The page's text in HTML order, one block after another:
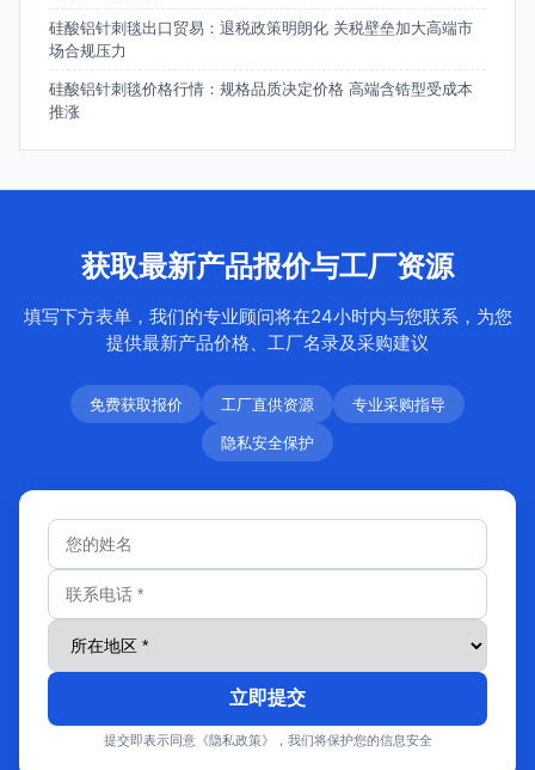
硅酸铝针刺毯出口贸易：退税政策明朗化 关税壁垒加大高端市
场合规压力
硅酸铝针刺毯价格行情：规格品质决定价格 高端含锆型受成本
推涨
获取最新产品报价与工厂资源
填写下方表单，我们的专业顾问将在24小时内与您联系，为您
提供最新产品价格、工厂名录及采购建议
免费获取报价 工厂直供资源
专业采购指导
隐私安全保护
立即提交
提交即表示同意《隐私政策》，我们将保护您的信息安全